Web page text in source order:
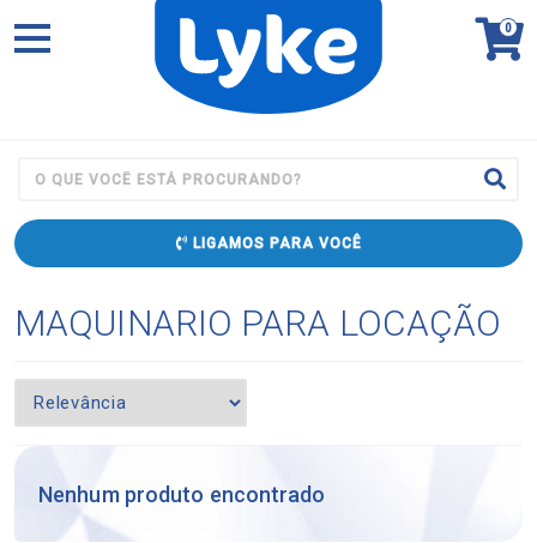
0
LIGAMOS PARA VOCÊ
MAQUINARIO PARA LOCAÇÃO
Nenhum produto encontrado